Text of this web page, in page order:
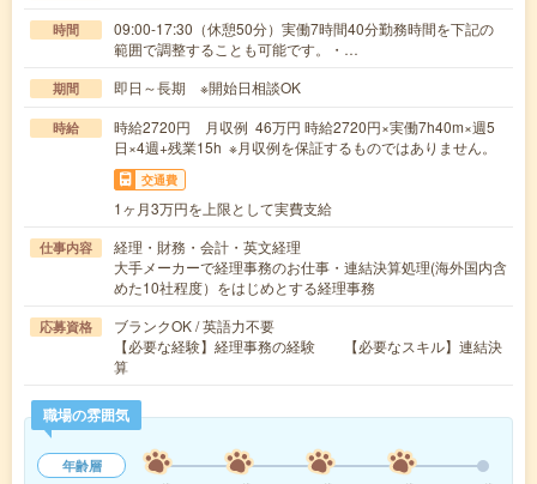
時間
09:00-17:30（休憩50分）実働7時間40分勤務時間を下記の
範囲で調整することも可能です。・…
期間 即日～長期 ※開始日相談OK
時給
時給2720円 月収例 46万円 時給2720円×実働7h40m×週5
日×4週+残業15h ※月収例を保証するものではありません。
交通費
1ヶ月3万円を上限として実費支給
仕事内容
経理・財務・会計・英文経理
大手メーカーで経理事務のお仕事・連結決算処理(海外国内含
めた10社程度）をはじめとする経理事務
応募資格
ブランクOK / 英語力不要
【必要な経験】経理事務の経験 【必要なスキル】連結決
算
職場の雰囲気
年齢層